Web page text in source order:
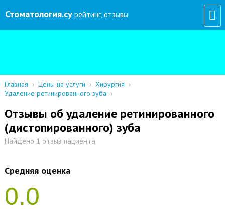
Стоматология.су рейтинг, отзывы
Главная › Цены на услуги › Хирургия ›
Удаление ретинированного зуба ›
Отзывы об удаление ретинированного
(дистопированного) зуба
Найдено 1 отзыв пациента
Средняя оценка
0.0